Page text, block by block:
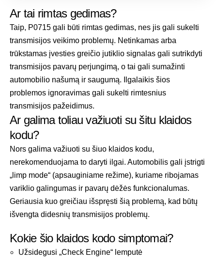
Ar tai rimtas gedimas?
Taip, P0715 gali būti rimtas gedimas, nes jis gali sukelti
transmisijos veikimo problemų. Netinkamas arba
trūkstamas įvesties greičio jutiklio signalas gali sutrikdyti
transmisijos pavarų perjungimą, o tai gali sumažinti
automobilio našumą ir saugumą. Ilgalaikis šios
problemos ignoravimas gali sukelti rimtesnius
transmisijos pažeidimus.
Ar galima toliau važiuoti su šitu klaidos
kodu?
Nors galima važiuoti su šiuo klaidos kodu,
nerekomenduojama to daryti ilgai. Automobilis gali įstrigti
„limp mode“ (apsauginiame režime), kuriame ribojamas
variklio galingumas ir pavarų dėžės funkcionalumas.
Geriausia kuo greičiau išspręsti šią problemą, kad būtų
išvengta didesnių transmisijos problemų.
Kokie šio klaidos kodo simptomai?
Užsidegusi „Check Engine“ lemputė